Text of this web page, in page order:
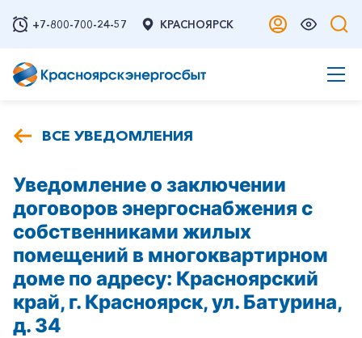
+7-800-700-24-57 КРАСНОЯРСК
ВСЕ УВЕДОМЛЕНИЯ
Уведомление о заключении
договоров энергоснабжения с
собственниками жилых
помещений в многоквартирном
доме по адресу: Красноярский
край, г. Красноярск, ул. Батурина,
д. 34